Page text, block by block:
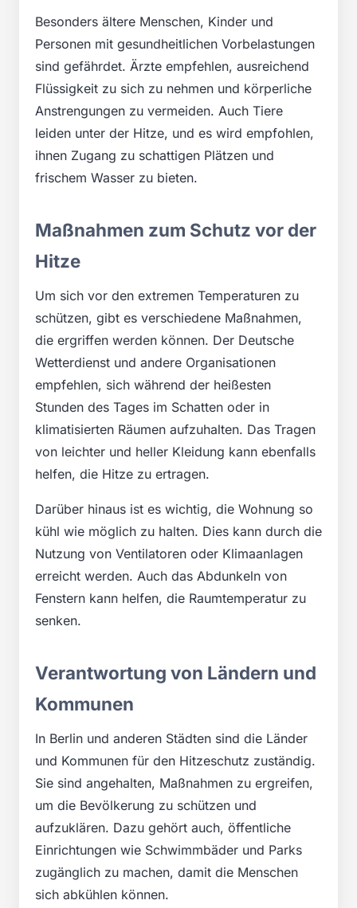
Besonders ältere Menschen, Kinder und
Personen mit gesundheitlichen Vorbelastungen
sind gefährdet. Ärzte empfehlen, ausreichend
Flüssigkeit zu sich zu nehmen und körperliche
Anstrengungen zu vermeiden. Auch Tiere
leiden unter der Hitze, und es wird empfohlen,
ihnen Zugang zu schattigen Plätzen und
frischem Wasser zu bieten.
Maßnahmen zum Schutz vor der
Hitze
Um sich vor den extremen Temperaturen zu
schützen, gibt es verschiedene Maßnahmen,
die ergriffen werden können. Der Deutsche
Wetterdienst und andere Organisationen
empfehlen, sich während der heißesten
Stunden des Tages im Schatten oder in
klimatisierten Räumen aufzuhalten. Das Tragen
von leichter und heller Kleidung kann ebenfalls
helfen, die Hitze zu ertragen.
Darüber hinaus ist es wichtig, die Wohnung so
kühl wie möglich zu halten. Dies kann durch die
Nutzung von Ventilatoren oder Klimaanlagen
erreicht werden. Auch das Abdunkeln von
Fenstern kann helfen, die Raumtemperatur zu
senken.
Verantwortung von Ländern und
Kommunen
In Berlin und anderen Städten sind die Länder
und Kommunen für den Hitzeschutz zuständig.
Sie sind angehalten, Maßnahmen zu ergreifen,
um die Bevölkerung zu schützen und
aufzuklären. Dazu gehört auch, öffentliche
Einrichtungen wie Schwimmbäder und Parks
zugänglich zu machen, damit die Menschen
sich abkühlen können.